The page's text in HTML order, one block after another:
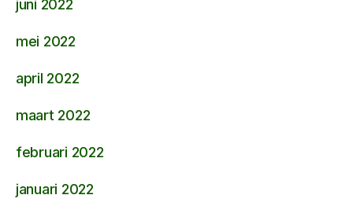
juni 2022
mei 2022
april 2022
maart 2022
februari 2022
januari 2022